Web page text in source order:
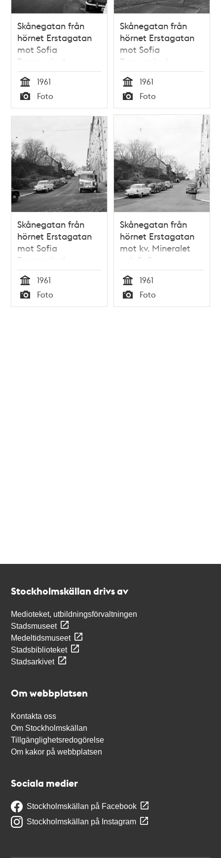
Skånegatan från
hörnet Erstagatan
mot Sofia
Trappgränd
Tid
1961
Typ
Foto
Skånegatan från
hörnet Erstagatan
mot Sofia
Trappgränd
Tid
1961
Typ
Foto
Skånegatan från
hörnet Erstagatan
mot Sofia
Trappgränd
Tid
1961
Typ
Foto
Skånegatan från
hörnet Erstagatan
mot kv. Mineralet
och Sofia
Trappgränd
Tid
1961
Typ
Foto
Stockholmskällan drivs av
Medioteket, utbildningsförvaltningen
Stadsmuseet
Medeltidsmuseet
Stadsbiblioteket
Stadsarkivet
Om webbplatsen
Kontakta oss
Om Stockholmskällan
Tillgänglighetsredogörelse
Om kakor på webbplatsen
Sociala medier
Stockholmskällan på Facebook
Stockholmskällan på Instagram